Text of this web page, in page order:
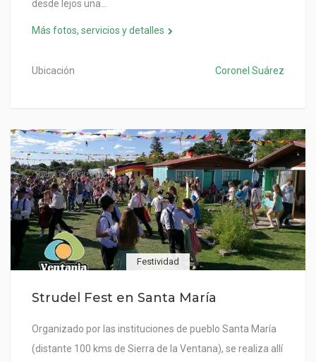
desde lejos una…
Más fotos, servicios y detalles
Ubicación Coronel Suárez
Festividad
Strudel Fest en Santa María
Organizado por las instituciones de pueblo Santa María
(distante 100 kms de Sierra de la Ventana), se realiza allí